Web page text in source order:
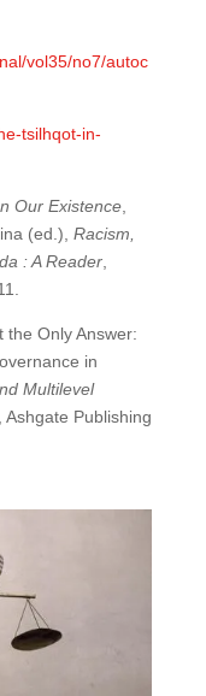
vol35/no7/autoc
tsilhqot-in-
Our Existence,
(ed.), Racism,
: A Reader,
the Only Answer:
in
Multilevel
Publishing